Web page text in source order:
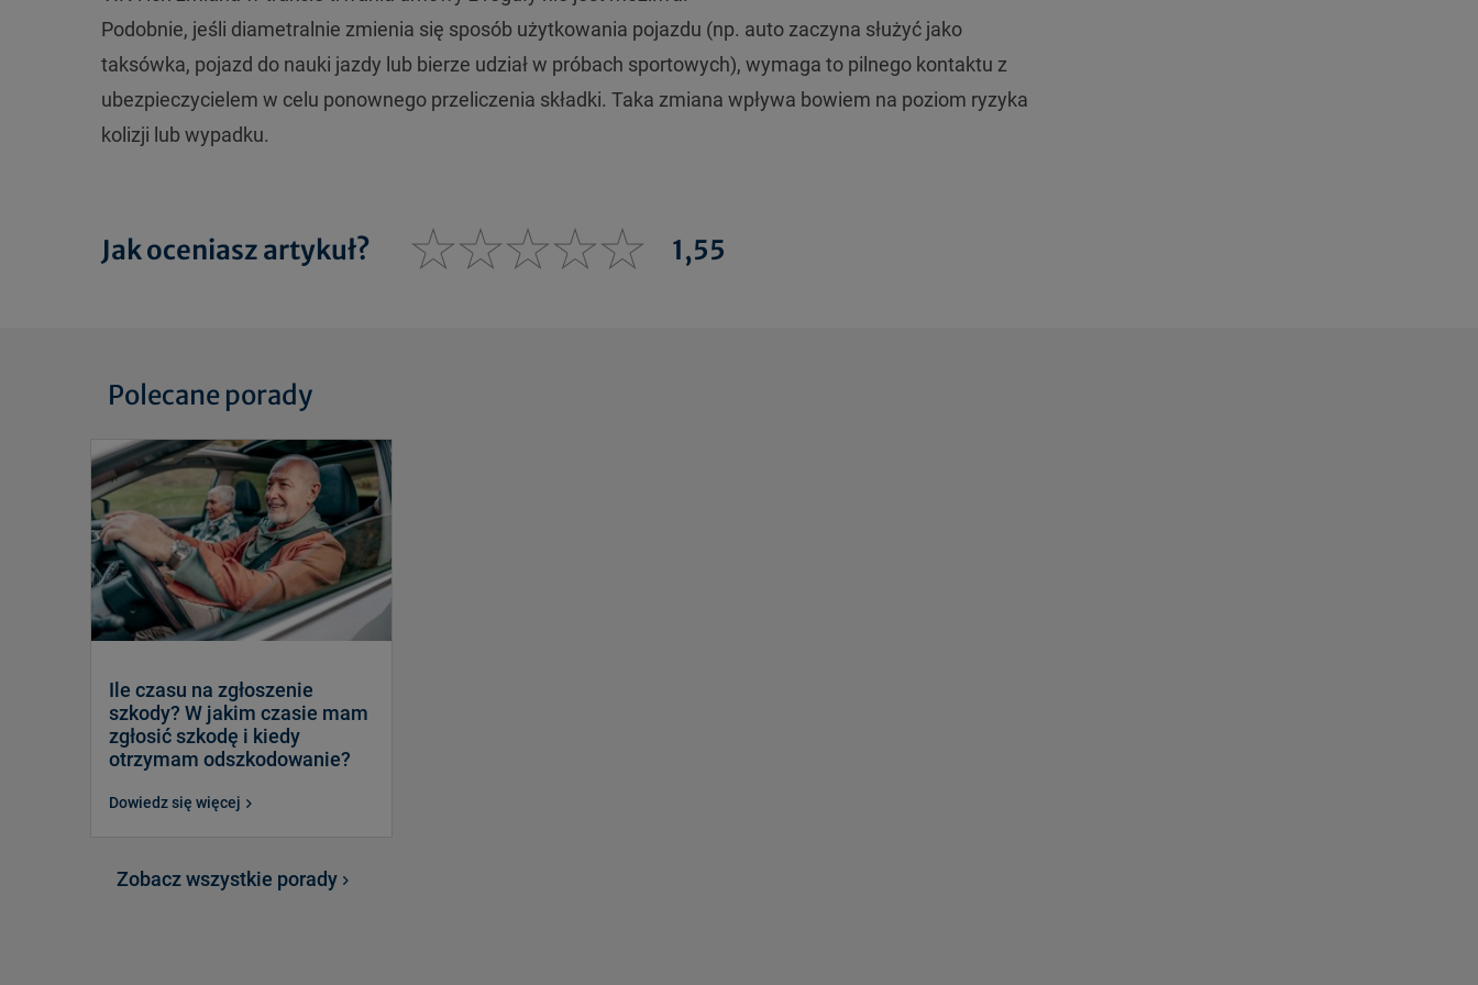
Podobnie, jeśli diametralnie zmienia się sposób użytkowania pojazdu (np. auto zaczyna służyć jako
taksówka, pojazd do nauki jazdy lub bierze udział w próbach sportowych), wymaga to pilnego kontaktu z
ubezpieczycielem w celu ponownego przeliczenia składki. Taka zmiana wpływa bowiem na poziom ryzyka
kolizji lub wypadku.
Jak oceniasz artykuł? 1,55
Polecane porady
Ile czasu na zgłoszenie
szkody? W jakim czasie mam
zgłosić szkodę i kiedy
otrzymam odszkodowanie?
Dowiedz się więcej
Zobacz wszystkie porady